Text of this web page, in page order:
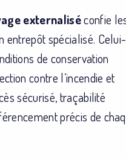
externaliséconfie
entrepôt spécialisé.
de conservation
contre l’incendie et
sécurisé, traçabilité
précis de